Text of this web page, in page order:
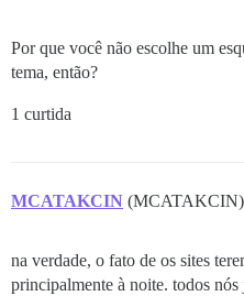
Por que você não escolhe um
tema, então?
1 curtida
MCATAKCIN (MCATAKCIN)
na verdade, o fato de os sites
principalmente à noite. todos nós